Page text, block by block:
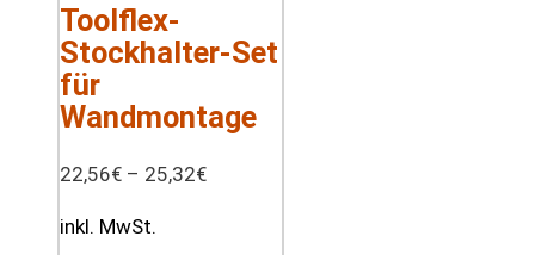
Toolflex-
Stockhalter-Set
für
Wandmontage
22,56€ – 25,32€
inkl. MwSt.